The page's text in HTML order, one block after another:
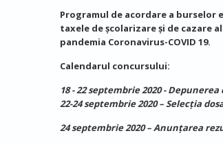
Programul de acordare a burselor
taxele de școlarizare și de cazare
pandemia Coronavirus-COVID 19.
Calendarul concursului:
18 - 22 septembrie 2020 -
22-24 septembrie 2020 – Selecția
24 septembrie 2020 – Anunțarea